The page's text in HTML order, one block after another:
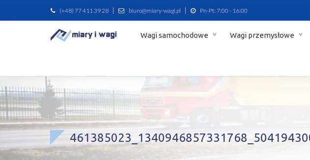
(+48) 77 411 39 28 biuro@miary-wagi.pl Pn-Pt: 7:00 - 16:00
Wagi samochodowe Wagi przemysłowe